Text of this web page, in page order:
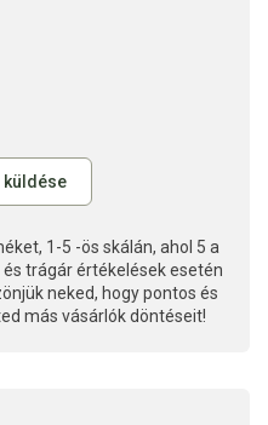
1-5 -ös skálán, ahol 5 a
trágár értékelések esetén
neked, hogy pontos és
más vásárlók döntéseit!